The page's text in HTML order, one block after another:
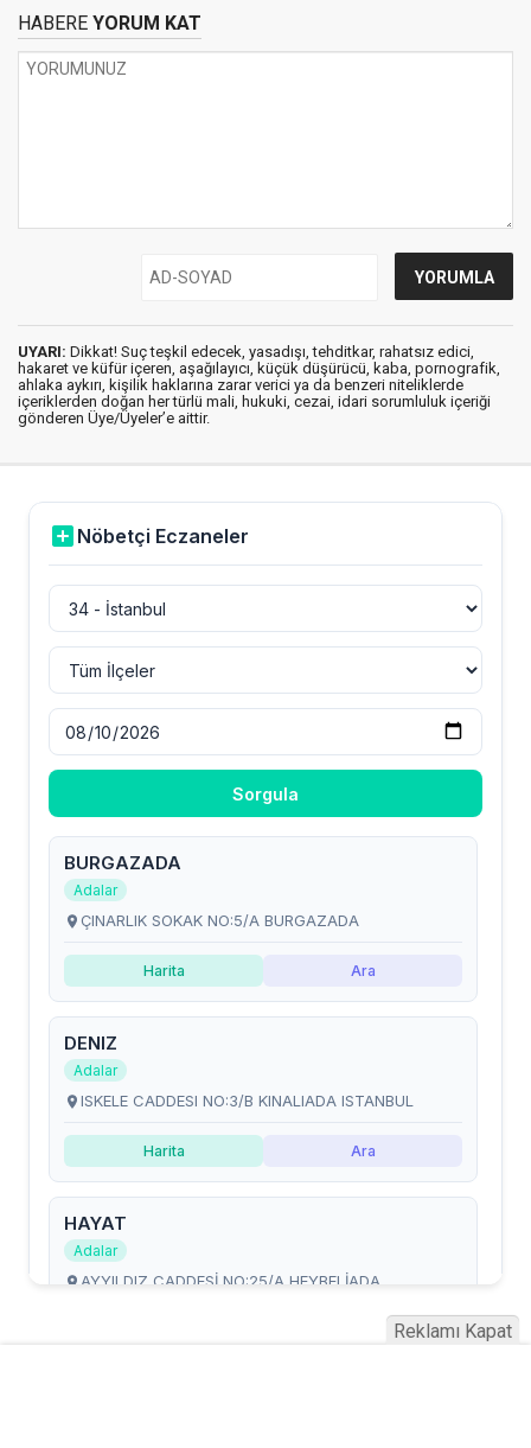
HABERE YORUM KAT
UYARI: Dikkat! Suç teşkil edecek, yasadışı, tehditkar, rahatsız edici,
hakaret ve küfür içeren, aşağılayıcı, küçük düşürücü, kaba, pornografik,
ahlaka aykırı, kişilik haklarına zarar verici ya da benzeri niteliklerde
içeriklerden doğan her türlü mali, hukuki, cezai, idari sorumluluk içeriği
gönderen Üye/Üyeler’e aittir.
Reklamı Kapat